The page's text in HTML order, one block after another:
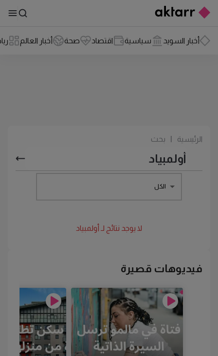
أخبار السويد سياسية اقتصاد صحة أخبار العالم
الرئيسية بحث
الكل
لا يوجد نتائج لـ أولمبياد
فيديوهات قصيرة